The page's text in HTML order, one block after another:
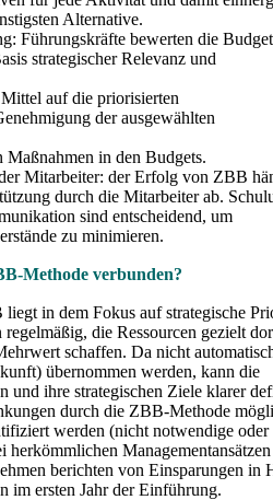
Alternative.
Führungskräfte bewerten die
strategischer Relevanz und
auf die priorisierten
der ausgewählten
Maßnahmen in den Budgets.
Mitarbeiter: der Erfolg von ZBB
durch die Mitarbeiter ab.
sind entscheidend, um
zu minimieren.
Methode verbunden?
in dem Fokus auf strategische
die Ressourcen gezielt
schaffen. Da nicht
übernommen werden, kann die
und ihre strategischen Ziele klarer
durch die ZBB-Methode
werden (nicht notwendige oder
herkömmlichen
berichten von Einsparungen in
im ersten Jahr der Einführung.